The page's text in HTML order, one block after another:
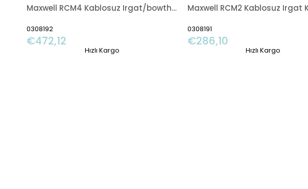
Maxwell RCM4 Kablosuz Irgat/bowthruster Kontrol Kumandası
0308192
€472,12
Hızlı Kargo
0308191
€286,10
Hızlı Kargo